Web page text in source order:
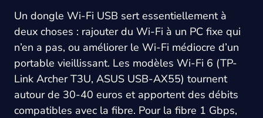
Un dongle Wi-Fi USB sert essentiellement à
deux choses : rajouter du Wi-Fi à un PC fixe qui
n’en a pas, ou améliorer le Wi-Fi médiocre d’un
portable vieillissant. Les modèles Wi-Fi 6 (TP-
Link Archer T3U, ASUS USB-AX55) tournent
autour de 30-40 euros et apportent des débits
compatibles avec la fibre. Pour la fibre 1 Gbps,